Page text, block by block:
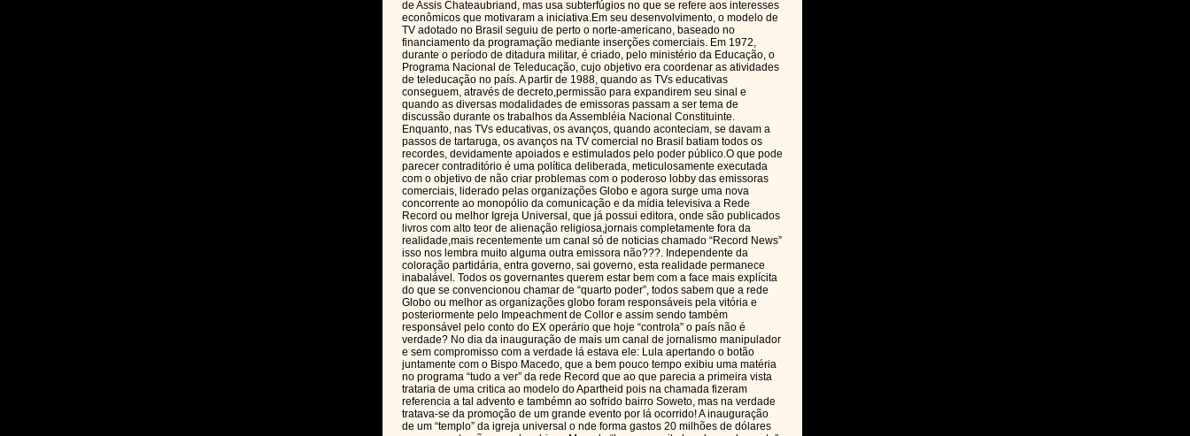
de Assis Chateaubriand, mas usa subterfúgios no que se refere aos interesses
econômicos que motivaram a iniciativa.Em seu desenvolvimento, o modelo de
TV adotado no Brasil seguiu de perto o norte-americano, baseado no
financiamento da programação mediante inserções comerciais. Em 1972,
durante o período de ditadura militar, é criado, pelo ministério da Educação, o
Programa Nacional de Teleducação, cujo objetivo era coordenar as atividades
de teleducação no país. A partir de 1988, quando as TVs educativas
conseguem, através de decreto,permissão para expandirem seu sinal e
quando as diversas modalidades de emissoras passam a ser tema de
discussão durante os trabalhos da Assembléia Nacional Constituinte.
Enquanto, nas TVs educativas, os avanços, quando aconteciam, se davam a
passos de tartaruga, os avanços na TV comercial no Brasil batiam todos os
recordes, devidamente apoiados e estimulados pelo poder público.O que pode
parecer contraditório é uma política deliberada, meticulosamente executada
com o objetivo de não criar problemas com o poderoso lobby das emissoras
comerciais, liderado pelas organizações Globo e agora surge uma nova
concorrente ao monopólio da comunicação e da mídia televisiva a Rede
Record ou melhor Igreja Universal, que já possui editora, onde são publicados
livros com alto teor de alienação religiosa,jornais completamente fora da
realidade,mais recentemente um canal só de noticias chamado “Record News”
isso nos lembra muito alguma outra emissora não???. Independente da
coloração partidária, entra governo, sai governo, esta realidade permanece
inabalável. Todos os governantes querem estar bem com a face mais explícita
do que se convencionou chamar de “quarto poder”, todos sabem que a rede
Globo ou melhor as organizações globo foram responsáveis pela vitória e
posteriormente pelo Impeachment de Collor e assim sendo também
responsável pelo conto do EX operário que hoje “controla” o país não é
verdade? No dia da inauguração de mais um canal de jornalismo manipulador
e sem compromisso com a verdade lá estava ele: Lula apertando o botão
juntamente com o Bispo Macedo, que a bem pouco tempo exibiu uma matéria
no programa “tudo a ver” da rede Record que ao que parecia a primeira vista
trataria de uma critica ao modelo do Apartheid pois na chamada fizeram
referencia a tal advento e tambémn ao sofrido bairro Soweto, mas na verdade
tratava-se da promoção de um grande evento por lá ocorrido! A inauguração
de um “templo” da igreja universal o nde forma gastos 20 milhões de dólares